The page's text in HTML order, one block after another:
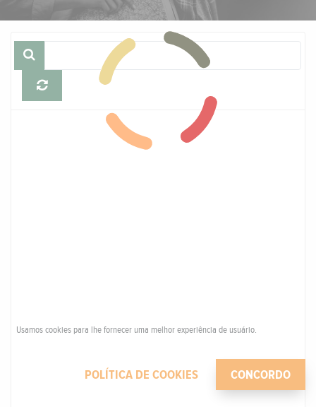
Usamos cookies para lhe fornecer uma melhor experiência de usuário.
POLÍTICA DE COOKIES CONCORDO